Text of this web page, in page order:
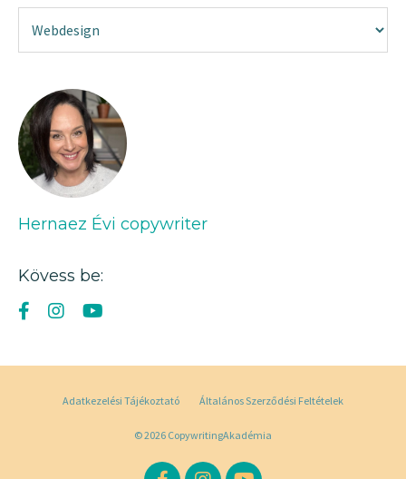
Hernaez Évi copywriter
Kövess be:
Adatkezelési Tájékoztató Általános Szerződési Feltételek
© 2026 CopywritingAkadémia